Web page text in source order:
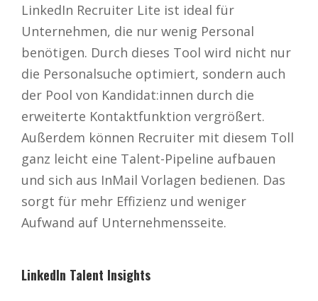
LinkedIn Recruiter Lite ist ideal für
Unternehmen, die nur wenig Personal
benötigen. Durch dieses Tool wird nicht nur
die Personalsuche optimiert, sondern auch
der Pool von Kandidat:innen durch die
erweiterte Kontaktfunktion vergrößert.
Außerdem können Recruiter mit diesem Toll
ganz leicht eine Talent-Pipeline aufbauen
und sich aus InMail Vorlagen bedienen. Das
sorgt für mehr Effizienz und weniger
Aufwand auf Unternehmensseite.
LinkedIn Talent Insights